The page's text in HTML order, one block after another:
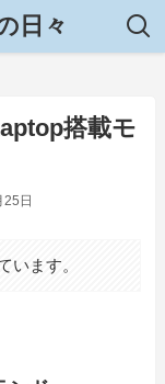
日々
搭載モ
日
います。